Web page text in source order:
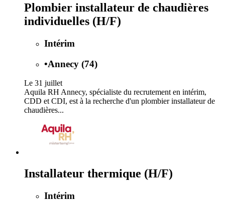
Plombier installateur de chaudières
individuelles (H/F)
Intérim
•Annecy (74)
Le 31 juillet
Aquila RH Annecy, spécialiste du recrutement en intérim,
CDD et CDI, est à la recherche d'un plombier installateur de
chaudières...
Installateur thermique (H/F)
Intérim